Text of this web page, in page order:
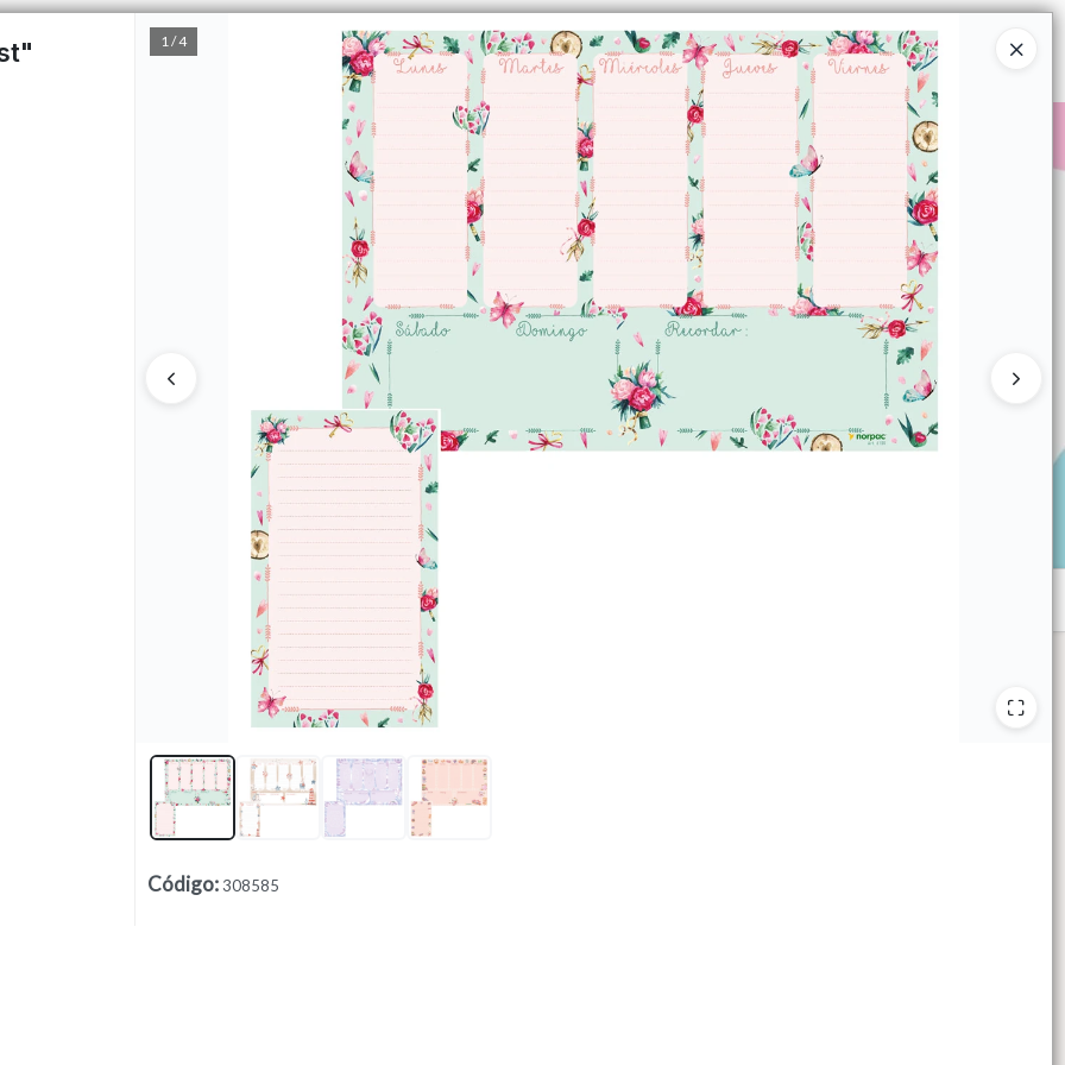
1 / 4
Código: 308585
Ingresar a la Tienda
PUNTOS DE VENTA CÓMO COMPRAR QUIÉNES SOMOS CONTACTO
Lista vacía